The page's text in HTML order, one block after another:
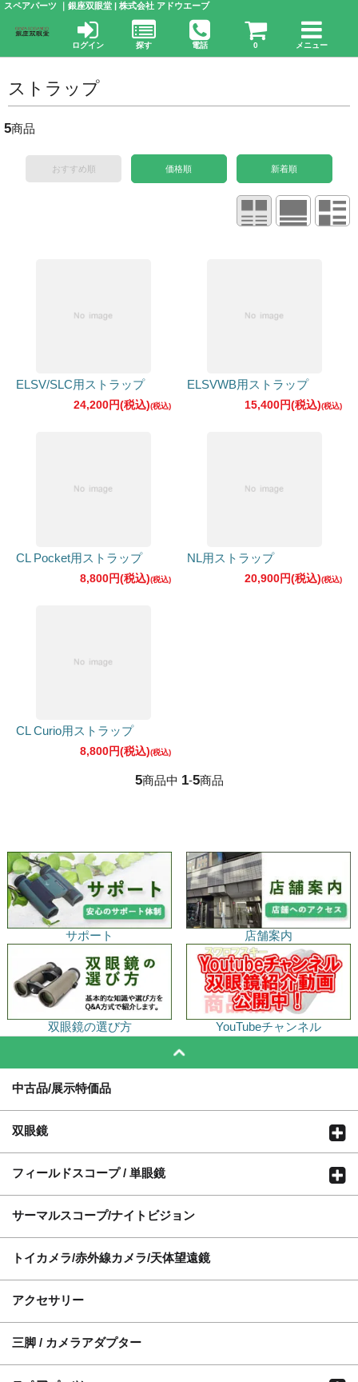
ストラップ
5商品
おすすめ順 価格順 新着順
ELSV/SLC用ストラップ
24,200円(税込)
ELSVWB用ストラップ
15,400円(税込)
CL Pocket用ストラップ
8,800円(税込)
NL用ストラップ
20,900円(税込)
CL Curio用ストラップ
8,800円(税込)
5商品中 1-5商品
サポート 店舗案内
双眼鏡の選び方 YouTubeチャンネル
中古品/展示特価品
双眼鏡
フィールドスコープ / 単眼鏡
サーマルスコープ/ナイトビジョン
トイカメラ/赤外線カメラ/天体望遠鏡
アクセサリー
三脚 / カメラアダプター
スペアパーツ ｜銀座双眼堂 | 株式会社 アドウエーブ
ログイン 探す 電話 0 メニュー